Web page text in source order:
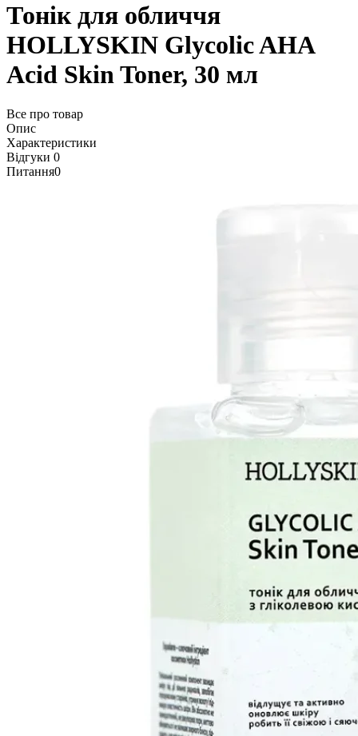
Тонік для обличчя
HOLLYSKIN Glycolic AHA
Acid Skin Toner, 30 мл
Все про товар
Опис
Характеристики
Відгуки 0
Питання0